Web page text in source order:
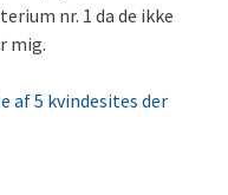
nr. 1 da de ikke
mig.
af 5 kvindesites der